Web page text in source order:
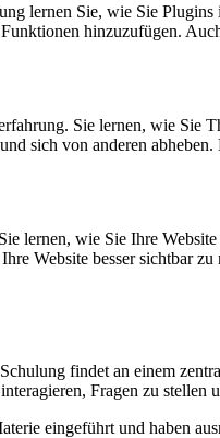
lernen Sie, wie Sie
hinzuzufügen.
Sie lernen, wie Sie
sich von anderen
lernen, wie Sie Ihre
Website besser sichtbar
findet an einem
Fragen zu stellen
eingeführt und haben